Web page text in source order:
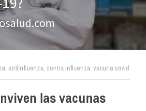
antiinfluenza, contra influenza, vacuna covid
las vacunas